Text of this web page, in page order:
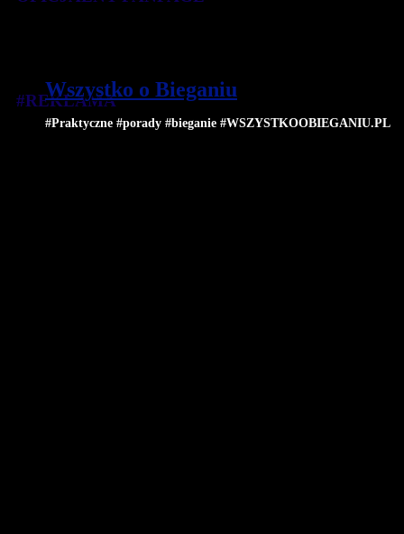
Wszystko o Bieganiu
#Praktyczne #porady #bieganie #WSZYSTKOOBIEGANIU.PL
#REKLAMA